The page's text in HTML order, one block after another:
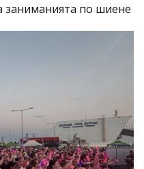
заниманията по шиене